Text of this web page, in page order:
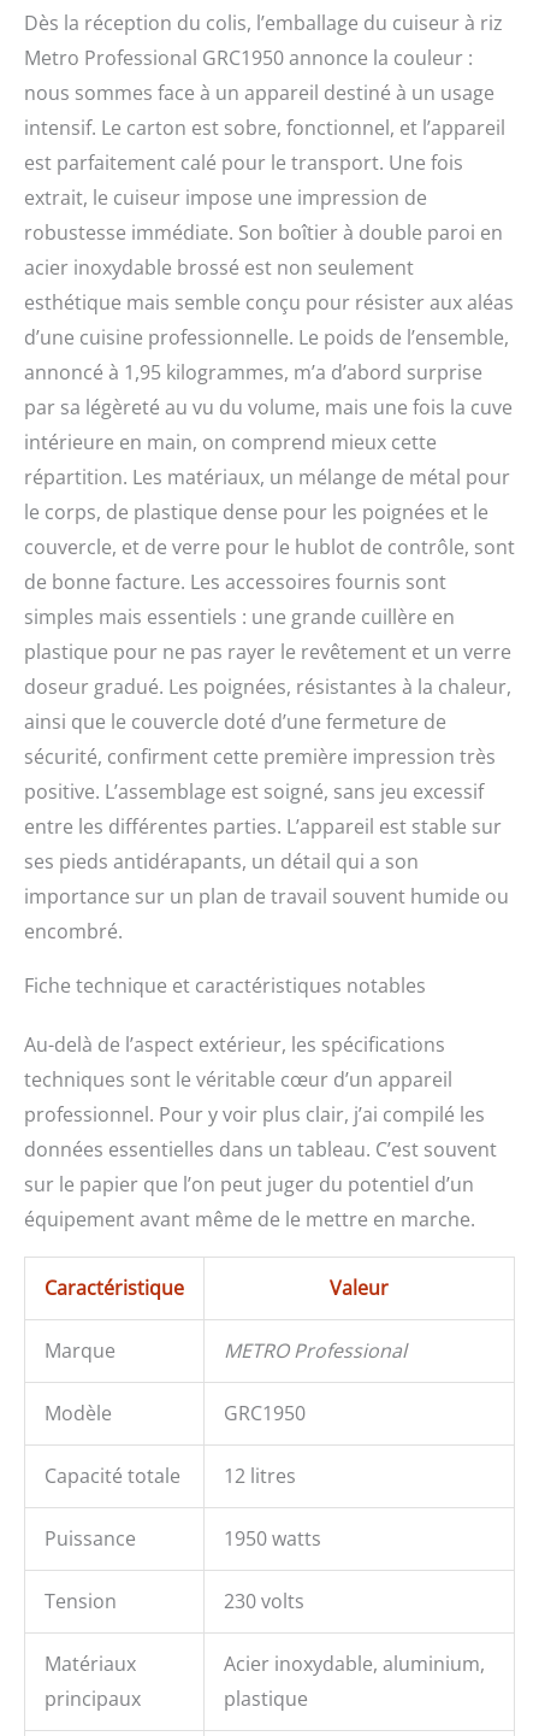
robuste, tandis que le
boîtier en acier
inoxydable à double
paroi assure une
rétention optimale de la
chaleur Caractéristiques
de sécurité : Le couvercle
du cuiseur à riz est doté
d'un verrou de sécurité
et la cuve intérieure est
dotée d'un double
revêtement antiadhésif.
Les poignées en
plastique résistantes à la
chaleur offrent une
sécurité supplémentaire
pendant l'utilisation
Fonction de maintien au
chaud automatique : le
cuiseur à riz est équipé
d'une fonction de
maintien au chaud
automatique qui garantit
que votre riz reste
toujours à la température
idéale jusqu'à ce que
vous soyez prêt à le
servir Efficace et puissant
: Avec une puissance de
1950 W et une plage de
température de 155 à
165°C, ce cuiseur à riz est
particulièrement efficace
et délivre jusqu'à 30
délicieuses portions de
riz en seulement 45
Dès la réception du colis, l’emballage du cuiseur à riz
Metro Professional GRC1950 annonce la couleur :
nous sommes face à un appareil destiné à un usage
intensif. Le carton est sobre, fonctionnel, et l’appareil
est parfaitement calé pour le transport. Une fois
extrait, le cuiseur impose une impression de
robustesse immédiate. Son boîtier à double paroi en
acier inoxydable brossé est non seulement
esthétique mais semble conçu pour résister aux aléas
d’une cuisine professionnelle. Le poids de l’ensemble,
annoncé à 1,95 kilogrammes, m’a d’abord surprise
par sa légèreté au vu du volume, mais une fois la cuve
intérieure en main, on comprend mieux cette
répartition. Les matériaux, un mélange de métal pour
le corps, de plastique dense pour les poignées et le
couvercle, et de verre pour le hublot de contrôle, sont
de bonne facture. Les accessoires fournis sont
simples mais essentiels : une grande cuillère en
plastique pour ne pas rayer le revêtement et un verre
doseur gradué. Les poignées, résistantes à la chaleur,
ainsi que le couvercle doté d’une fermeture de
sécurité, confirment cette première impression très
positive. L’assemblage est soigné, sans jeu excessif
entre les différentes parties. L’appareil est stable sur
ses pieds antidérapants, un détail qui a son
importance sur un plan de travail souvent humide ou
encombré.
Fiche technique et caractéristiques notables
Au-delà de l’aspect extérieur, les spécifications
techniques sont le véritable cœur d’un appareil
professionnel. Pour y voir plus clair, j’ai compilé les
données essentielles dans un tableau. C’est souvent
sur le papier que l’on peut juger du potentiel d’un
équipement avant même de le mettre en marche.
Caractéristique Valeur
Marque METRO Professional
Modèle GRC1950
Capacité totale 12 litres
Puissance 1950 watts
Tension 230 volts
Matériaux
principaux
Acier inoxydable, aluminium,
plastique